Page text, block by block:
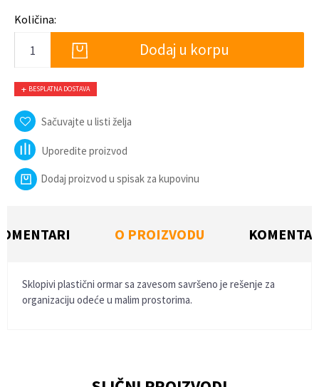
Količina:
Dodaj u korpu
BESPLATNA DOSTAVA
Sačuvajte u listi želja
Uporedite proizvod
Dodaj proizvod u spisak za kupovinu
O PROIZVODU
Sklopivi plastični ormar sa zavesom savršeno je rešenje za
organizaciju odeće u malim prostorima.